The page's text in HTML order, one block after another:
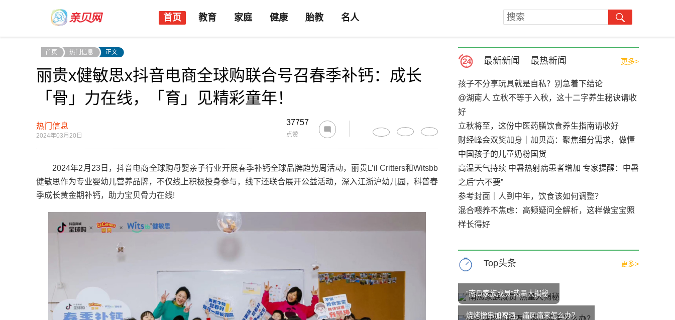
首页 教育 家庭 健康 胎教 名人
首页 热门信息 正文
丽贵x健敏思x抖音电商全球购联合号召春季补钙：成长
「骨」力在线，「育」见精彩童年！
热门信息
2024年03月20日
37757
点赞
2024年2月23日，抖音电商全球购母婴亲子行业开展春季补钙全球品牌趋势周活动，丽贵L’il Critters和Witsbb
健敏思作为专业婴幼儿营养品牌，不仅线上积极投身参与，线下还联合展开公益活动，深入江浙沪幼儿园，科普春
季成长黄金期补钙，助力宝贝骨力在线!
最新新闻 最热新闻 更多>
孩子不分享玩具就是自私？别急着下结论
@湖南人 立秋不等于入秋，这十二字养生秘诀请收
好
立秋将至，这份中医药膳饮食养生指南请收好
财经峰会双奖加身｜加贝高：聚焦细分需求，做懂
中国孩子的儿童奶粉国货
高温天气持续 中暑热射病患者增加 专家提醒：中暑
之后“六不要”
参考封面｜人到中年，饮食该如何调整？
混合喂养不焦虑：高频疑问全解析，这样做宝宝照
样长得好
Top头条 更多>
“南瓜家族成员”热量大揭秘
烧烤撸串加啤酒，痛风痛来怎么办？